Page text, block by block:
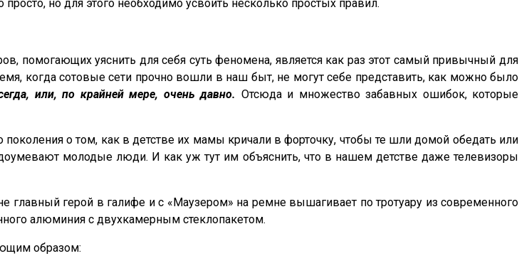
но для этого необходимо усвоить несколько простых правил.
помогающих уяснить для себя суть феномена, является как раз этот самый привычный для
когда сотовые сети прочно вошли в наш быт, не могут себе представить, как можно было
или, по крайней мере, очень давно. Отсюда и множество забавных ошибок, которые
о том, как в детстве их мамы кричали в форточку, чтобы те шли домой обедать или
молодые люди. И как уж тут им объяснить, что в нашем детстве даже телевизоры
герой в галифе и с «Маузером» на ремне вышагивает по тротуару из современного
алюминия с двухкамерным стеклопакетом.
образом: